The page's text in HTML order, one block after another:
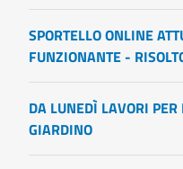
SPORTELLO ONLINE
FUNZIONANTE -
DA LUNEDÌ LAVORI PER
GIARDINO